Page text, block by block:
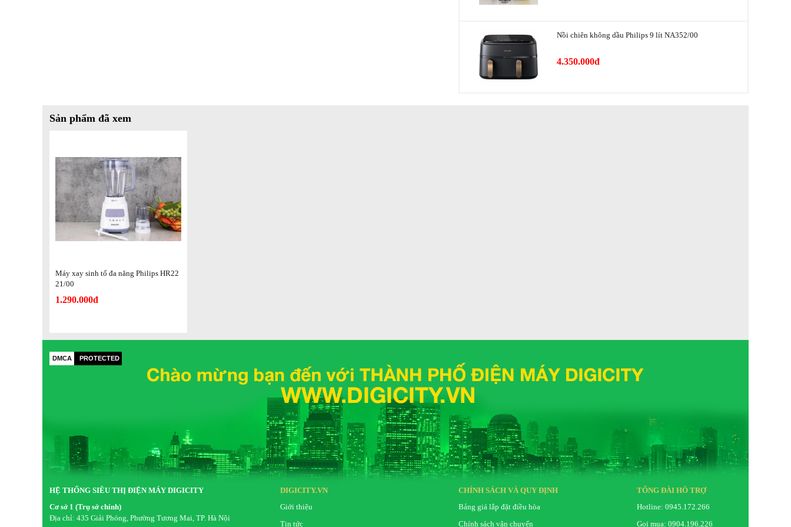
Cho bạn những ly sinh tố sánh mịn, thơm ngon, hạn chế gợn cặn.
Chất liệu lưỡi dao
Tiện ích
Xay đá, Dao xay và nắp có thể tháo rời, Có chế
nguyên liệu trong khi xay, Chân đế chống trượt,
Nồi chiên không dầu Philips 9 lít NA352/00
4.350.000đ
Sản phẩm đã xem
Máy xay sinh tố đa năng Philips HR22
21/00
1.290.000đ
DMCA PROTECTED
HỆ THỐNG SIÊU THỊ ĐIỆN MÁY DIGICITY
Cơ sở 1 (Trụ sở chính)
Địa chỉ: 435 Giải Phóng, Phường Tương Mai, TP. Hà Nội
DIGICITY.VN
Giới thiệu
Tin tức
CHÍNH SÁCH VÀ QUY ĐỊNH
Bảng giá lắp đặt điều hòa
Chính sách vận chuyển
TỔNG ĐÀI HỖ TRỢ
Hotline: 0945.172.266
Gọi mua: 0904.196.226